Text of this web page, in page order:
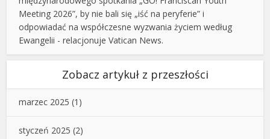
Meeting 2026”, by nie bali się „iść na peryferie” i
odpowiadać na współczesne wyzwania życiem według
Ewangelii - relacjonuje Vatican News.
Zobacz artykuł z przeszłości
marzec 2025 (1)
styczeń 2025 (2)